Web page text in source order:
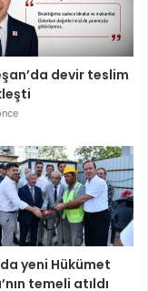
devir teslim
yeni Hükümet
temeli atıldı